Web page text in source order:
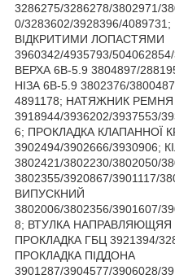
3286275/3286278/3802971/
0/3283602/3928396/
ВІДКРИТИМИ ЛОПАСТЯМИ
3960342/4935793/
ВЕРХА 6В-5.9 3804897/
НІЗА 6В-5.9 3802376/
4891178; НАТЯЖНИК
3918944/3936202/3937553/
6; ПРОКЛАДКА КЛАПАННОЇ
3902494/3902666/3930906;
3802421/3802230/3802050/
3802355/3920867/3901117/
ВИПУСКНИЙ
3802006/3802356/3901607/
8; ВТУЛКА НАПРАВЛЯЮЩЯЯ
ПРОКЛАДКА ГБЦ 3921394/
ПРОКЛАДКА ПІДДОНА
3901287/3904577/3906028/